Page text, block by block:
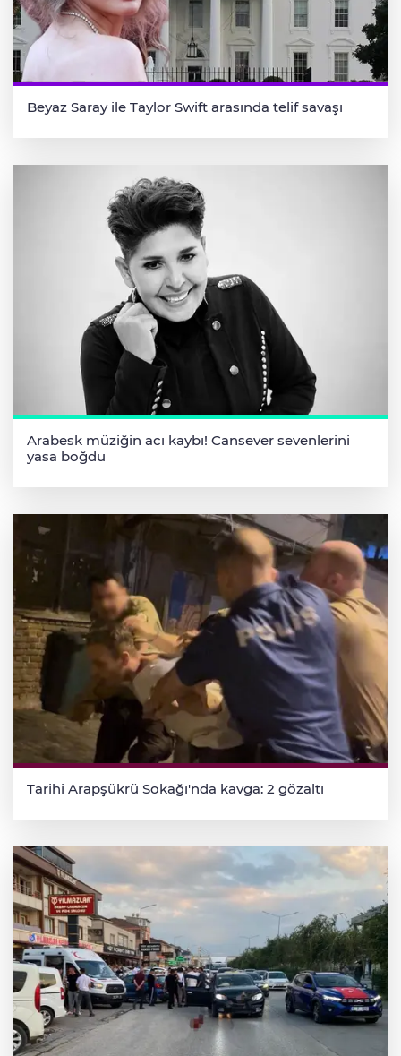
Beyaz Saray ile Taylor Swift arasında telif savaşı
Arabesk müziğin acı kaybı! Cansever sevenlerini
yasa boğdu
Tarihi Arapşükrü Sokağı'nda kavga: 2 gözaltı